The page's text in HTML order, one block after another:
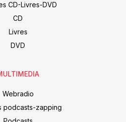
CD-Livres-DVD
CD
Livres
DVD
Webradio
podcasts-zapping